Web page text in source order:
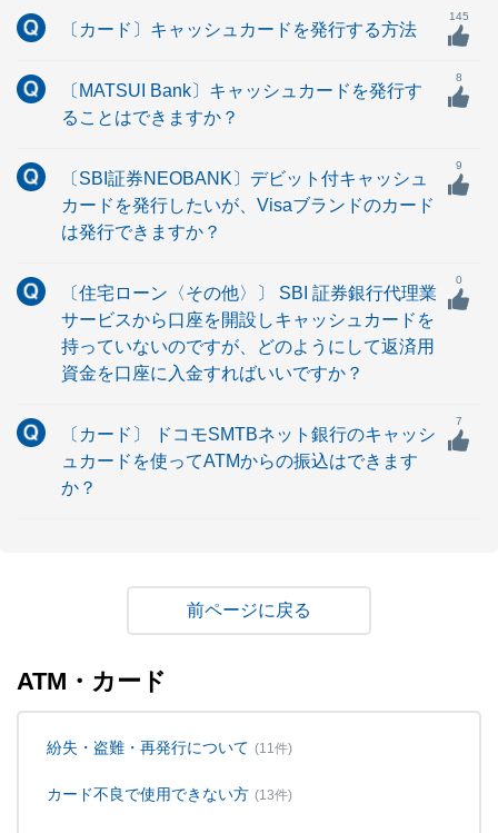
〔カード〕キャッシュカードを発行する方法
145
〔MATSUI Bank〕キャッシュカードを発行す
ることはできますか？
8
〔SBI証券NEOBANK〕デビット付キャッシュ
カードを発行したいが、Visaブランドのカード
は発行できますか？
9
〔住宅ローン〈その他〉〕 SBI 証券銀行代理業
サービスから口座を開設しキャッシュカードを
持っていないのですが、どのようにして返済用
資金を口座に入金すればいいですか？
0
〔カード〕 ドコモSMTBネット銀行のキャッシ
ュカードを使ってATMからの振込はできます
か？
7
戻る
ATM・カード
紛失・盗難・再発行について (11件)
カード不良で使用できない方 (13件)